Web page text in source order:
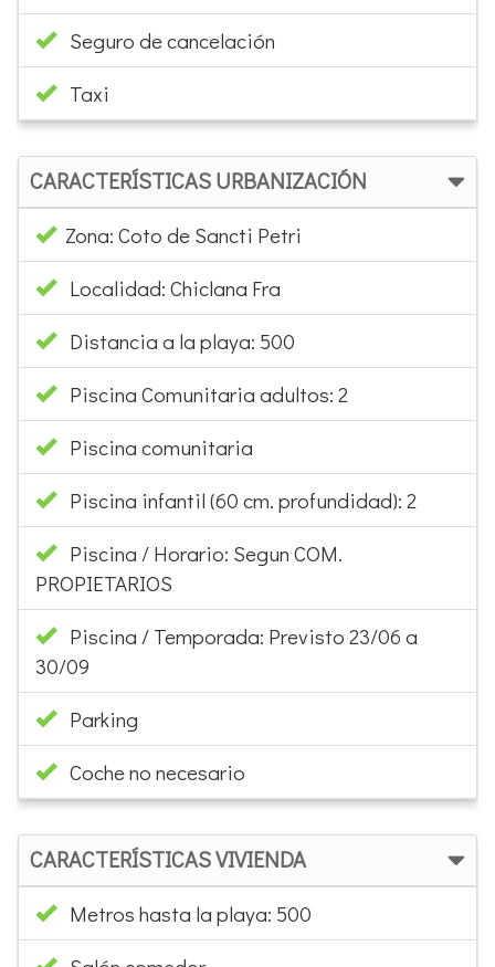
Seguro de cancelación
Taxi
CARACTERÍSTICAS URBANIZACIÓN
Zona: Coto de Sancti Petri
Localidad: Chiclana Fra
Distancia a la playa: 500
Piscina Comunitaria adultos: 2
Piscina comunitaria
Piscina infantil (60 cm. profundidad): 2
Piscina / Horario: Segun COM.
PROPIETARIOS
Piscina / Temporada: Previsto 23/06 a
30/09
Parking
Coche no necesario
CARACTERÍSTICAS VIVIENDA
Metros hasta la playa: 500